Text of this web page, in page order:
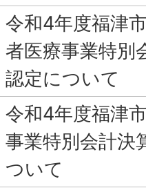
令和4年度福津
者医療事業特別
認定について
令和4年度福津
事業特別会計決
ついて